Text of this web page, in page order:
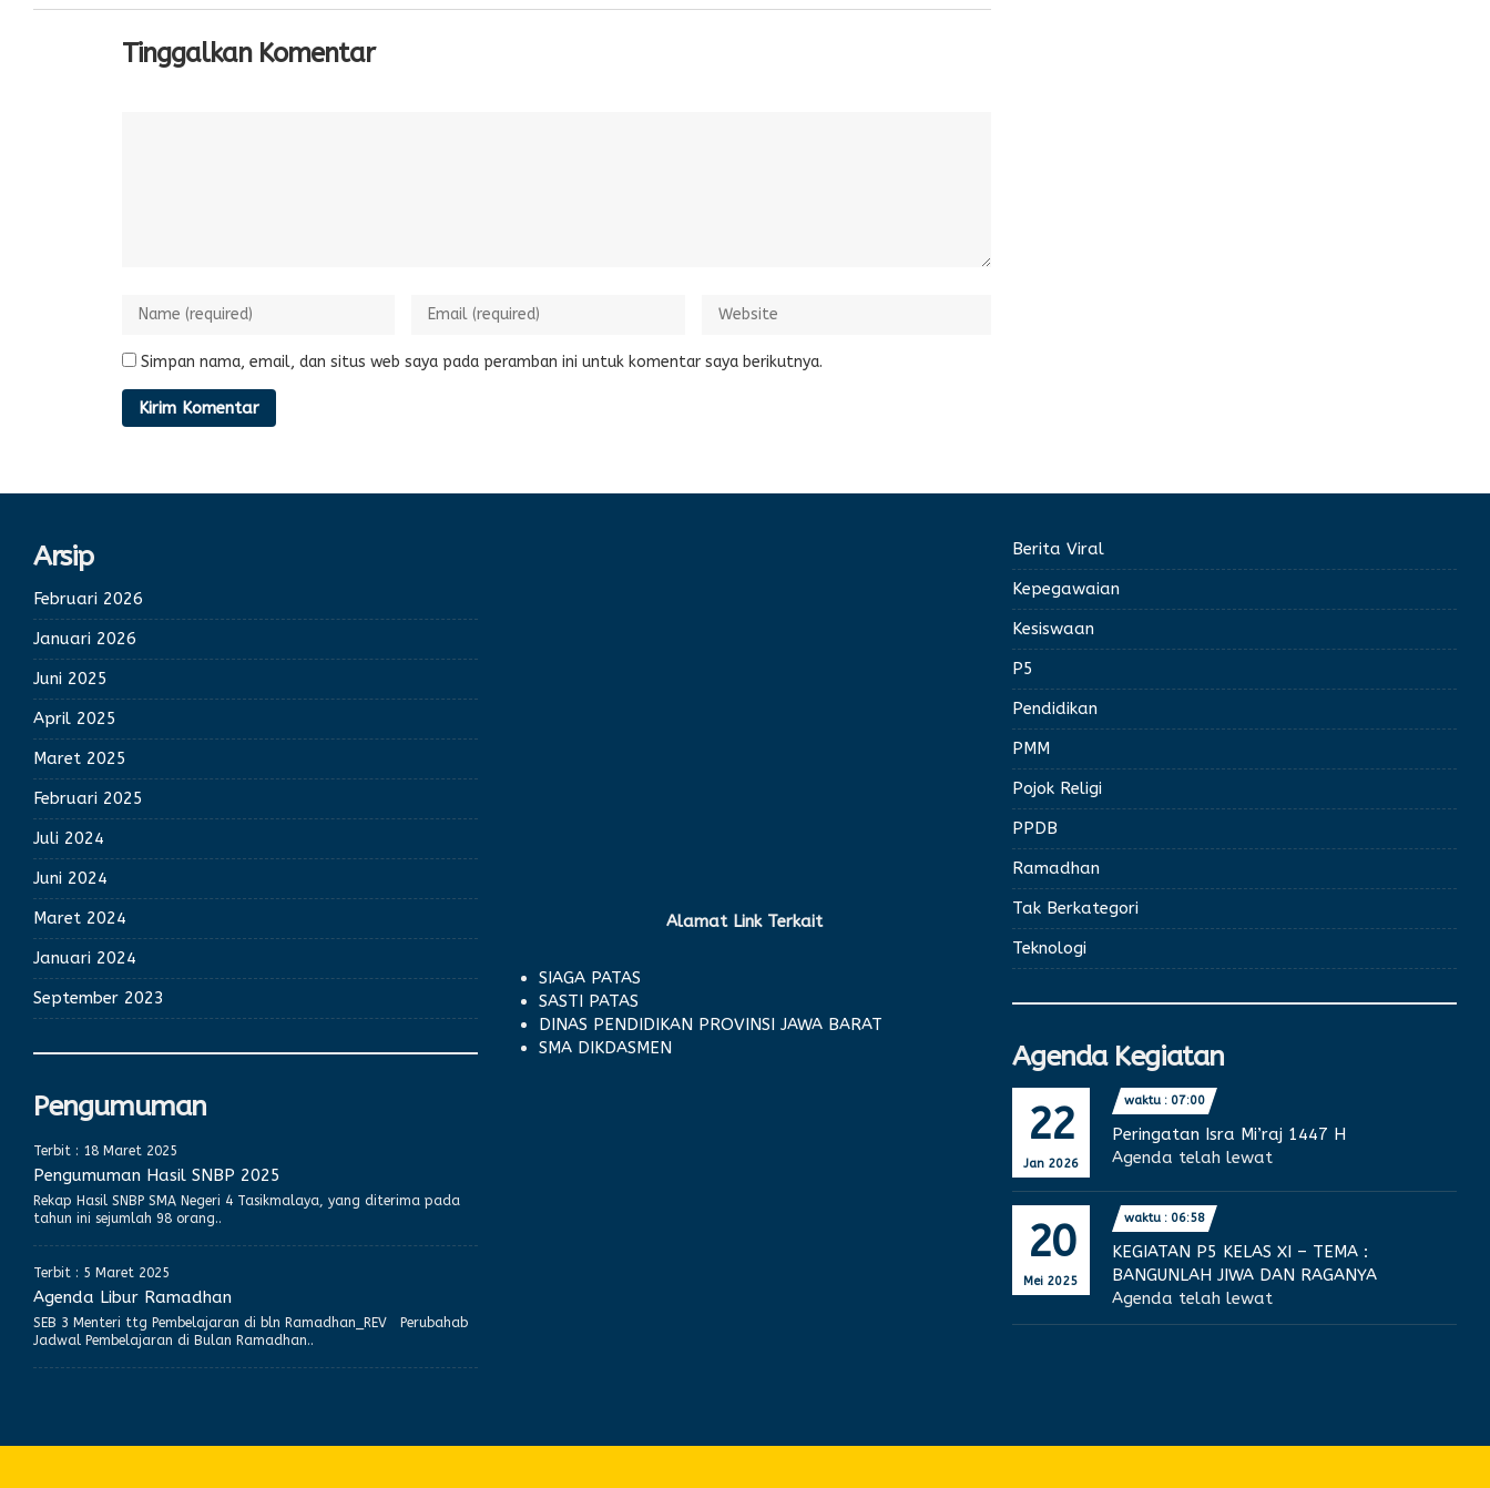
Tinggalkan Komentar
Simpan nama, email, dan situs web saya pada peramban ini untuk komentar saya berikutnya.
Arsip
Februari 2026
Januari 2026
Juni 2025
April 2025
Maret 2025
Februari 2025
Juli 2024
Juni 2024
Maret 2024
Januari 2024
September 2023
Pengumuman
Terbit : 18 Maret 2025
Pengumuman Hasil SNBP 2025
Rekap Hasil SNBP SMA Negeri 4 Tasikmalaya, yang diterima pada
tahun ini sejumlah 98 orang..
Terbit : 5 Maret 2025
Agenda Libur Ramadhan
SEB 3 Menteri ttg Pembelajaran di bln Ramadhan_REV Perubahab
Jadwal Pembelajaran di Bulan Ramadhan..
Alamat Link Terkait
SIAGA PATAS
SASTI PATAS
DINAS PENDIDIKAN PROVINSI JAWA BARAT
SMA DIKDASMEN
Berita Viral
Kepegawaian
Kesiswaan
P5
Pendidikan
PMM
Pojok Religi
PPDB
Ramadhan
Tak Berkategori
Teknologi
Agenda Kegiatan
22
Jan 2026
waktu : 07:00
Peringatan Isra Mi’raj 1447 H
Agenda telah lewat
20
Mei 2025
waktu : 06:58
KEGIATAN P5 KELAS XI – TEMA :
BANGUNLAH JIWA DAN RAGANYA
Agenda telah lewat